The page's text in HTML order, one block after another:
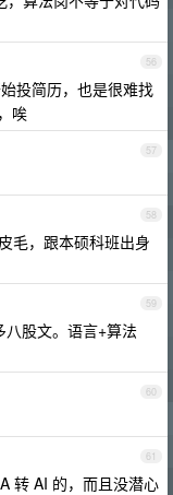
56
投简历，也是很难找
唉
57
58
毛，跟本硕科班出身
59
股文。语言+算法
60
61
转 AI 的，而且没潜心